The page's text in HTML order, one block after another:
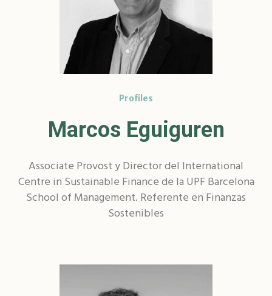
Profiles
Marcos Eguiguren
Associate Provost y Director del International
Centre in Sustainable Finance de la UPF Barcelona
School of Management. Referente en Finanzas
Sostenibles